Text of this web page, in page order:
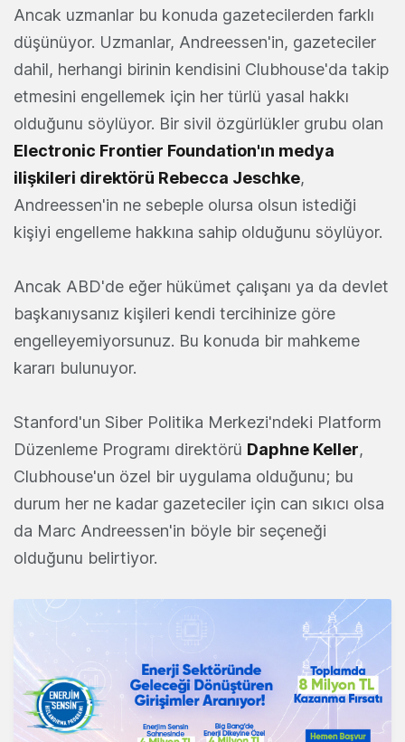
Ancak uzmanlar bu konuda gazetecilerden farklı
düşünüyor. Uzmanlar, Andreessen'in, gazeteciler
dahil, herhangi birinin kendisini Clubhouse'da takip
etmesini engellemek için her türlü yasal hakkı
olduğunu söylüyor. Bir sivil özgürlükler grubu olan
Electronic Frontier Foundation'ın medya
ilişkileri direktörü Rebecca Jeschke,
Andreessen'in ne sebeple olursa olsun istediği
kişiyi engelleme hakkına sahip olduğunu söylüyor.
Ancak ABD'de eğer hükümet çalışanı ya da devlet
başkanıysanız kişileri kendi tercihinize göre
engelleyemiyorsunuz. Bu konuda bir mahkeme
kararı bulunuyor.
Stanford'un Siber Politika Merkezi'ndeki Platform
Düzenleme Programı direktörü Daphne Keller,
Clubhouse'un özel bir uygulama olduğunu; bu
durum her ne kadar gazeteciler için can sıkıcı olsa
da Marc Andreessen'in böyle bir seçeneği
olduğunu belirtiyor.